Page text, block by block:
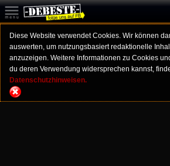
Diese Website verwendet Cookies. Wir können
auswerten, um nutzungsbasiert redaktionelle
anzuzeigen. Weitere Informationen zu Cookies
du deren Verwendung widersprechen kannst,
Datenschutzhinweisen.